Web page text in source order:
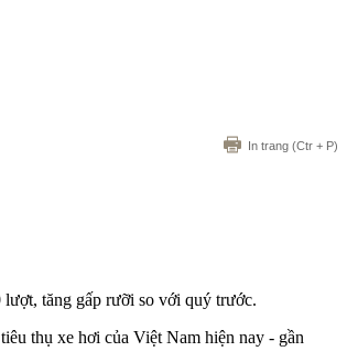
In trang (Ctr + P)
tăng gấp rưỡi so với quý trước.
thụ xe hơi của Việt Nam hiện nay - gần